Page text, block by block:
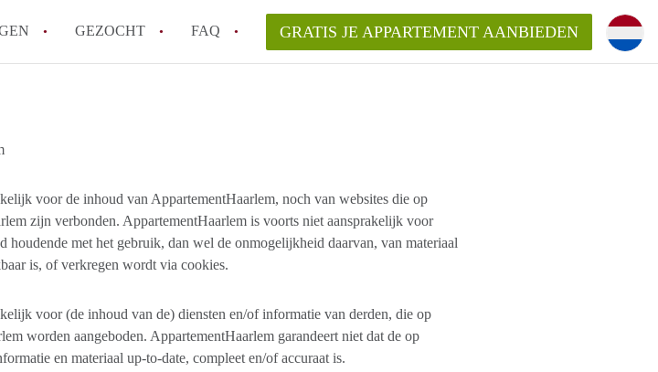
GEZOCHT FAQ
Wat is de privacyverklaring van AppartementHaarlem?
Berekent AppartementHaarlem
makelaarsvergoeding/bemiddelingsvergoeding?
Alle veelgestelde vragen
GRATIS JE APPARTEMENT AANBIEDEN
voor de inhoud van AppartementHaarlem, noch van websites die op
zijn verbonden. AppartementHaarlem is voorts niet aansprakelijk voor
houdende met het gebruik, dan wel de onmogelijkheid daarvan, van materiaal
is, of verkregen wordt via cookies.
voor (de inhoud van de) diensten en/of informatie van derden, die op
worden aangeboden. AppartementHaarlem garandeert niet dat de op
en materiaal up-to-date, compleet en/of accuraat is.